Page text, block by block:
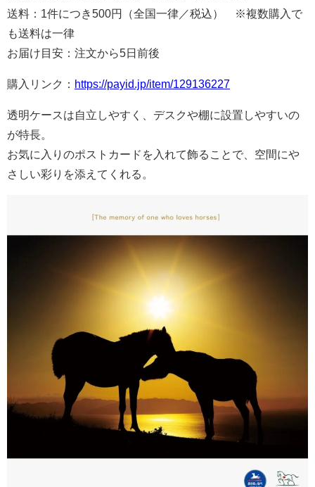
送料：1件につき500円（全国一律／税込） ※複数購入で
も送料は一律
お届け目安：注文から5日前後
購入リンク： https://payid.jp/item/129136227
透明ケースは自立しやすく、デスクや棚に設置しやすいの
が特長。
お気に入りのポストカードを入れて飾ることで、空間にや
さしい彩りを添えてくれる。